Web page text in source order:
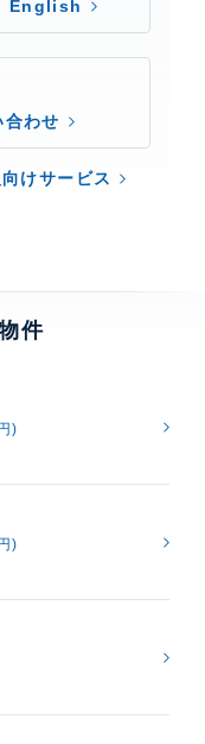
English
わせ
けサービス
件
)
)